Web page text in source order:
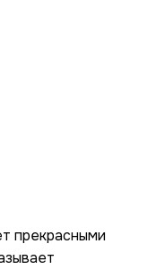
прекрасными